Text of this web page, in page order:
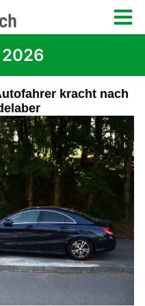
2026
kracht nach